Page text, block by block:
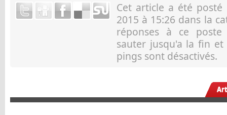
Cet article a été
2015 à 15:26 dans la
réponses à ce
sauter jusqu'a la fin et
pings sont désactivés.